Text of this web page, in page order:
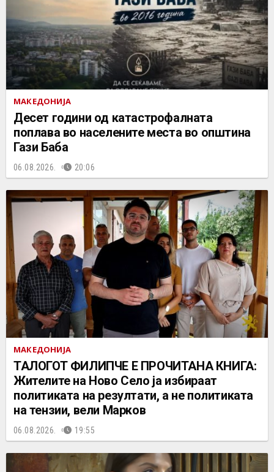
МАКЕДОНИЈА
Десет години од катастрофалната
поплава во населените места во општина
Гази Баба
06.08.2026. 20:06
МАКЕДОНИЈА
ТАЛОГОТ ФИЛИПЧЕ Е ПРОЧИТАНА КНИГА:
Жителите на Ново Село ја избираат
политиката на резултати, а не политиката
на тензии, вели Марков
06.08.2026. 19:55